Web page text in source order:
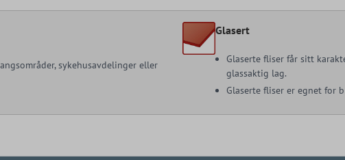
sykehusavdelinger eller
Glasert
Glaserte fliser får sitt
glassaktig lag.
Glaserte fliser er egnet for